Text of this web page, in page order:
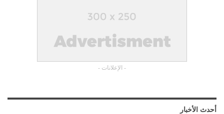
- الإعلانات -
أحدث الأخبار